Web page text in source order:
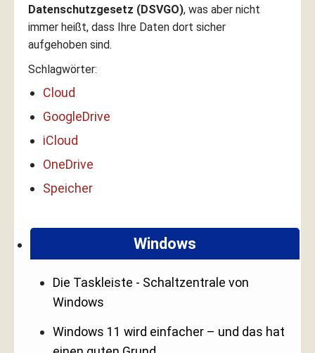
Windows
Die Taskleiste - Schaltzentrale von
Windows
Windows 11 wird einfacher – und das hat
Datenschutzgesetz (DSVGO), was aber nicht
immer heißt, dass Ihre Daten dort sicher
aufgehoben sind.
Schlagwörter:
Cloud
GoogleDrive
iCloud
OneDrive
Speicher